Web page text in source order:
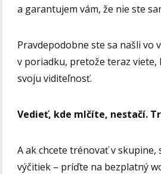
a garantujem vám, že nie ste
Pravdepodobne ste sa našli vo
v poriadku, pretože teraz viete,
svoju viditeľnosť.
Vedieť, kde mlčíte, nestačí.
A ak chcete trénovať v skupine,
výčitiek – príďte na bezplatný